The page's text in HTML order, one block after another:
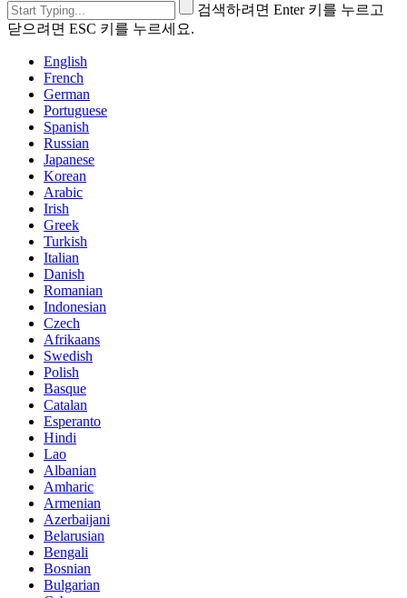
검색하려면 Enter 키를 누르고
닫으려면 ESC 키를 누르세요.
English
French
German
Portuguese
Spanish
Russian
Japanese
Korean
Arabic
Irish
Greek
Turkish
Italian
Danish
Romanian
Indonesian
Czech
Afrikaans
Swedish
Polish
Basque
Catalan
Esperanto
Hindi
Lao
Albanian
Amharic
Armenian
Azerbaijani
Belarusian
Bengali
Bosnian
Bulgarian